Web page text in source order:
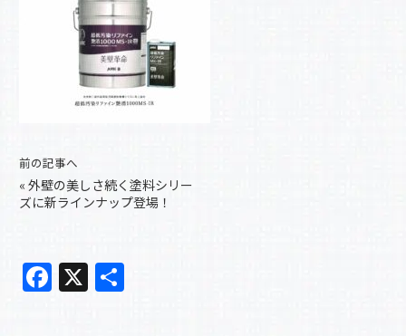
前の記事へ
« 外壁の美しさ続く塗料シリー
ズに新ラインナップ登場！
F
a
X